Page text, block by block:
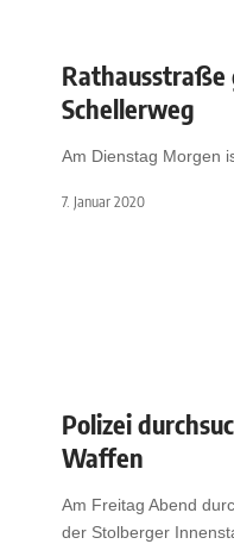
Rathausstraße
Schellerweg
Am Dienstag Morgen
7. Januar 2020
Polizei
Waffen
Am Freitag Abend
der Stolberger